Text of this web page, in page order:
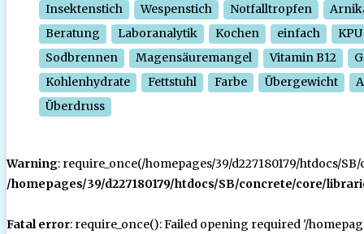
Insektenstich
Wespenstich Notfalltropfen
Beratung
Laboranalytik Kochen einfach
KPU
Sodbrennen
Magensäuremangel Vitamin B12
Kohlenhydrate
Fettstuhl Farbe Übergewicht
Überdruss
Warning: require_once(/homepages/39/d227180179/htdocs/
/homepages/39/d227180179/htdocs/SB/concrete/core/
Fatal error: require_once(): Failed opening required '/